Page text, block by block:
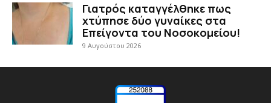
Γιατρός καταγγέλθηκε πως
χτύπησε δύο γυναίκες στα
Επείγοντα του Νοσοκομείου!
9 Αυγούστου 2026